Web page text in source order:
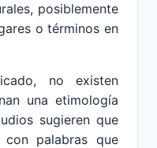
posiblemente
o términos en
no existen
una etimología
sugieren que
con palabras que